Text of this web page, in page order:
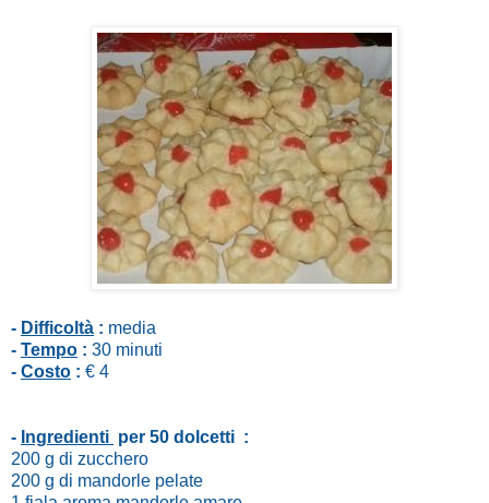
- Difficoltà : media
- Tempo : 30 minuti
- Costo : € 4
- Ingredienti per 50 dolcetti :
200 g di zucchero
200 g di mandorle pelate